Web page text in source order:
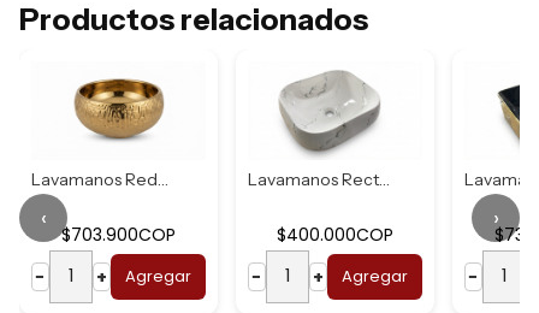
Productos relacionados
$703.900COP
−
+ Agregar
$400.000COP
−
+ Agregar
−
‹ ›